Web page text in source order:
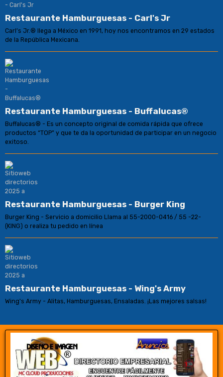
Restaurante Hamburguesas - Carl's Jr
Carl’s Jr.® llega a México en 1991, hoy nos encontramos en 29 estados
de la República Mexicana.
Restaurante Hamburguesas - Buffalucas®
Buffalucas® - Es un concepto original de comida rápida que ofrece
productos “TOP” y que te da la oportunidad de participar en un negocio
exitoso.
Restaurante Hamburguesas - Burger King
Burger King - Servicio a domicilio Llama al 55-2000-0416 / 55 -22-
(KING) o realiza tu pedido en línea
Restaurante Hamburguesas - Wing's Army
Wing's Army - Alitas, Hamburguesas, Ensaladas. ¡Las mejores salsas!